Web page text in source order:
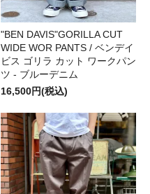
"BEN DAVIS"GORILLA CUT
WIDE WOR PANTS / ベンデイ
ビス ゴリラ カット ワークパン
ツ - ブルーデニム
16,500円(税込)